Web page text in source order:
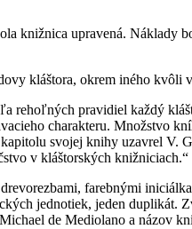
knižnica upravená. Náklady
kláštora, okrem iného kvôli
rehoľných pravidiel každý
charakteru. Množstvo
svojej knihy uzavrel
v kláštorských knižniciach.“
farebnými
jednotiek, jeden duplikát.
de Mediolano a názov